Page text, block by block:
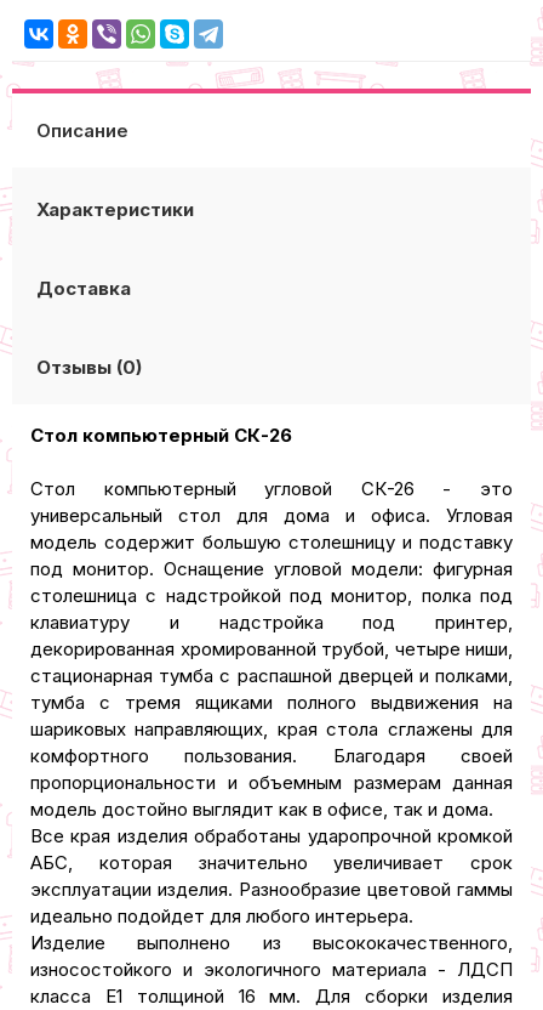
Описание
Характеристики
Доставка
Отзывы (0)
Cтол компьютерный СК-26
Стол компьютерный угловой СК-26 - это
универсальный стол для дома и офиса. Угловая
модель содержит большую столешницу и подставку
под монитор. Оснащение угловой модели: фигурная
столешница с надстройкой под монитор, полка под
клавиатуру и надстройка под принтер,
декорированная хромированной трубой, четыре ниши,
стационарная тумба с распашной дверцей и полками,
тумба с тремя ящиками полного выдвижения на
шариковых направляющих, края стола сглажены для
комфортного пользования. Благодаря своей
пропорциональности и объемным размерам данная
модель достойно выглядит как в офисе, так и дома.
Все края изделия обработаны ударопрочной кромкой
АБС, которая значительно увеличивает срок
эксплуатации изделия. Разнообразие цветовой гаммы
идеально подойдет для любого интерьера.
Изделие выполнено из высококачественного,
износостойкого и экологичного материала - ЛДСП
класса Е1 толщиной 16 мм. Для сборки изделия